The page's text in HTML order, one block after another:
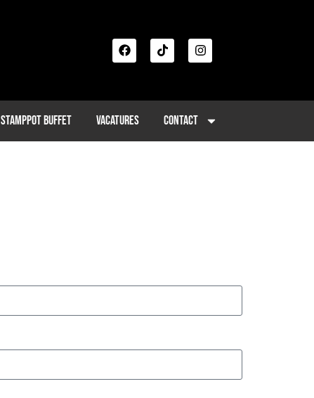
Stamppot buffet Vacatures Contact